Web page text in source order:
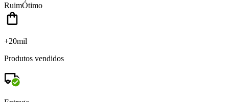
RuimÓtimo
+20mil
Produtos vendidos